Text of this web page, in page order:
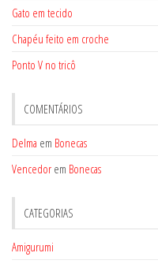
Gato em tecido
Chapéu feito em croche
Ponto V no tricô
COMENTÁRIOS
Delma em Bonecas
Vencedor em Bonecas
CATEGORIAS
Amigurumi